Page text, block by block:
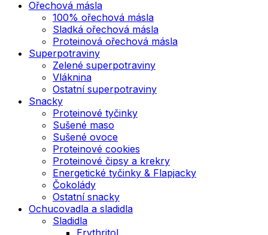
Ořechová másla
100% ořechová másla
Sladká ořechová másla
Proteinová ořechová másla
Superpotraviny
Zelené superpotraviny
Vláknina
Ostatní superpotraviny
Snacky
Proteinové tyčinky
Sušené maso
Sušené ovoce
Proteinové cookies
Proteinové čipsy a krekry
Energetické tyčinky & Flapjacky
Čokolády
Ostatní snacky
Ochucovadla a sladidla
Sladidla
Erythritol